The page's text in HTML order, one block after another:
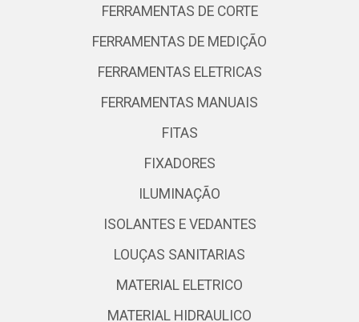
FERRAMENTAS DE CORTE
FERRAMENTAS DE MEDIÇÃO
FERRAMENTAS ELETRICAS
FERRAMENTAS MANUAIS
FITAS
FIXADORES
ILUMINAÇÃO
ISOLANTES E VEDANTES
LOUÇAS SANITARIAS
MATERIAL ELETRICO
MATERIAL HIDRAULICO